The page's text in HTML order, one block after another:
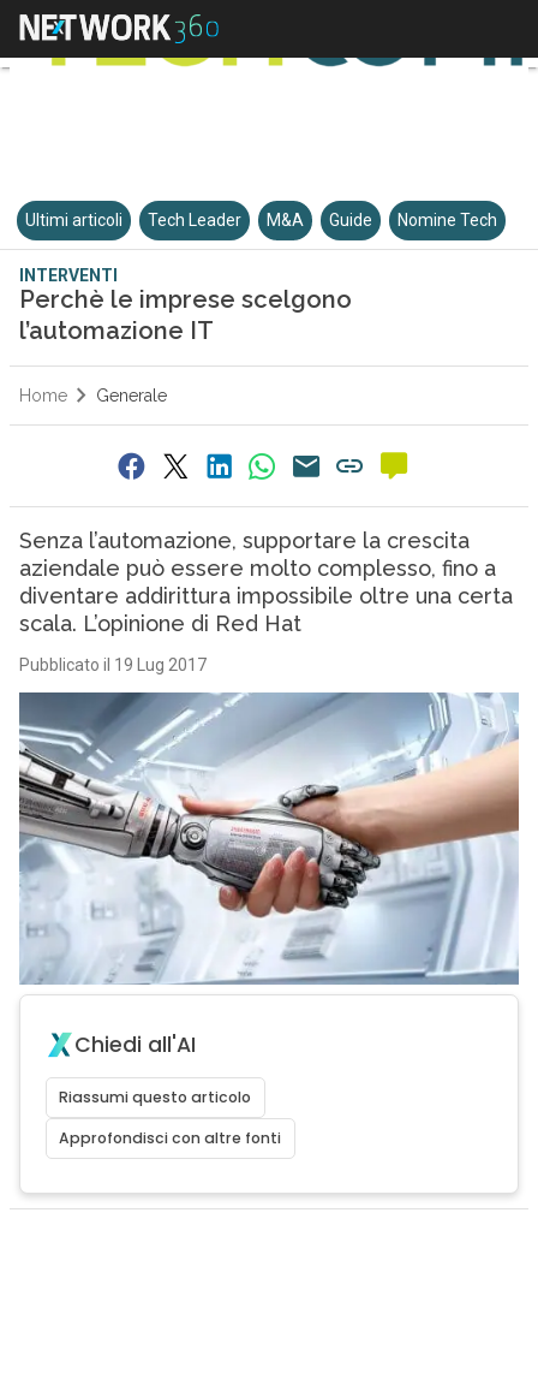
Ultimi articoli Tech Leader M&A Guide Nomine Tech
INTERVENTI
Perchè le imprese scelgono
l’automazione IT
Home Generale
Senza l’automazione, supportare la crescita
aziendale può essere molto complesso, fino a
diventare addirittura impossibile oltre una certa
scala. L’opinione di Red Hat
Pubblicato il 19 Lug 2017
Chiedi all'AI
Riassumi questo articolo
Approfondisci con altre fonti